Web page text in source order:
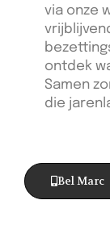
via onze
ontdek
Samen
die
Bel Marc